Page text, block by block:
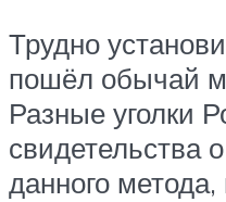
Трудно
пошёл обычай
Разные уголки
свидетельства
данного